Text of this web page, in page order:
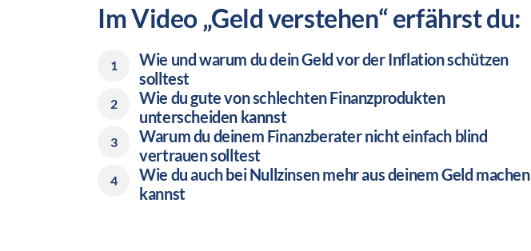
Im Video „Geld verstehen“ erfährst du:
1
Wie und warum du dein Geld vor der Inflation schützen
solltest
2
Wie du gute von schlechten Finanzprodukten
unterscheiden kannst
3
Warum du deinem Finanzberater nicht einfach blind
vertrauen solltest
4
Wie du auch bei Nullzinsen mehr aus deinem Geld machen
kannst